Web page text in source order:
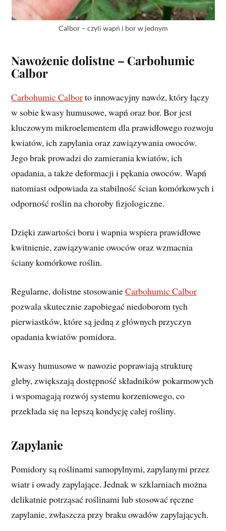
Calbor – czyli wapń i bor w jednym
Nawożenie dolistne – Carbohumic
Calbor
Carbohumic Calborto innowacyjny nawóz, który łączy
w sobie kwasy humusowe, wapń oraz bor. Bor jest
kluczowym mikroelementem dla prawidłowego rozwoju
kwiatów, ich zapylania oraz zawiązywania owoców.
Jego brak prowadzi do zamierania kwiatów, ich
opadania, a także deformacji i pękania owoców. Wapń
natomiast odpowiada za stabilność ścian komórkowych i
odporność roślin na choroby fizjologiczne.
Dzięki zawartości boru i wapnia wspiera prawidłowe
kwitnienie, zawiązywanie owoców oraz wzmacnia
ściany komórkowe roślin.
Regularne, dolistne stosowanieCarbohumic Calbor
pozwala skutecznie zapobiegać niedoborom tych
pierwiastków, które są jedną z głównych przyczyn
opadania kwiatów pomidora.
Kwasy humusowe w nawozie poprawiają strukturę
gleby, zwiększają dostępność składników pokarmowych
i wspomagają rozwój systemu korzeniowego, co
przekłada się na lepszą kondycję całej rośliny.
Zapylanie
Pomidory są roślinami samopylnymi, zapylanymi przez
wiatr i owady zapylające. Jednak w szklarniach można
delikatnie potrząsać roślinami lub stosować ręczne
zapylanie, zwłaszcza przy braku owadów zapylających.